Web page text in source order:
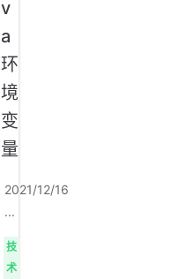
v
a
环
境
变
量
2021/12/16
...
技
术